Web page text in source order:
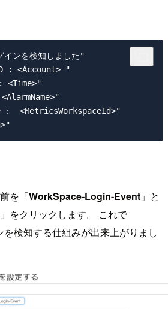
インを検知しました"
: <Account> "
<Time>"
:  <MetricsWorkspaceId>"
を「WorkSpace-Login-Event 」と
をクリックします。 これで
検知する仕組みが出来上がりまし